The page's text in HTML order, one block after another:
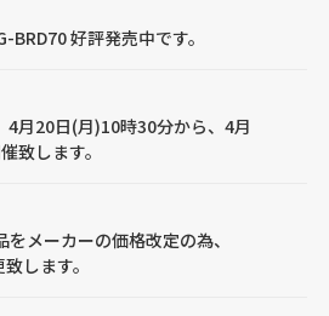
好評発売中です。
月20日(月)10時30分から、4月
致します。
メーカーの価格改定の為、
します。